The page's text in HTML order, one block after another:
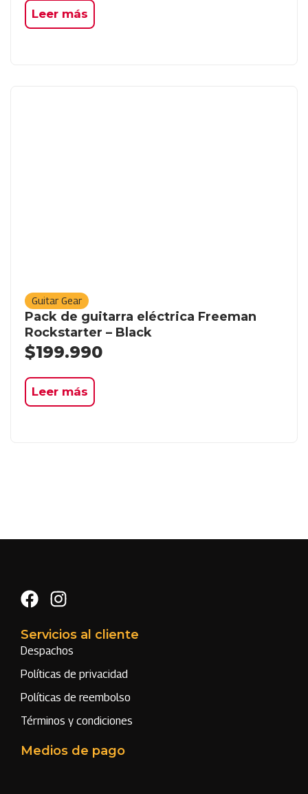
Leer más
Guitar Gear
Pack de guitarra eléctrica Freeman
Rockstarter – Black
$199.990
Leer más
Servicios al cliente
Despachos
Políticas de privacidad
Políticas de reembolso
Términos y condiciones
Medios de pago